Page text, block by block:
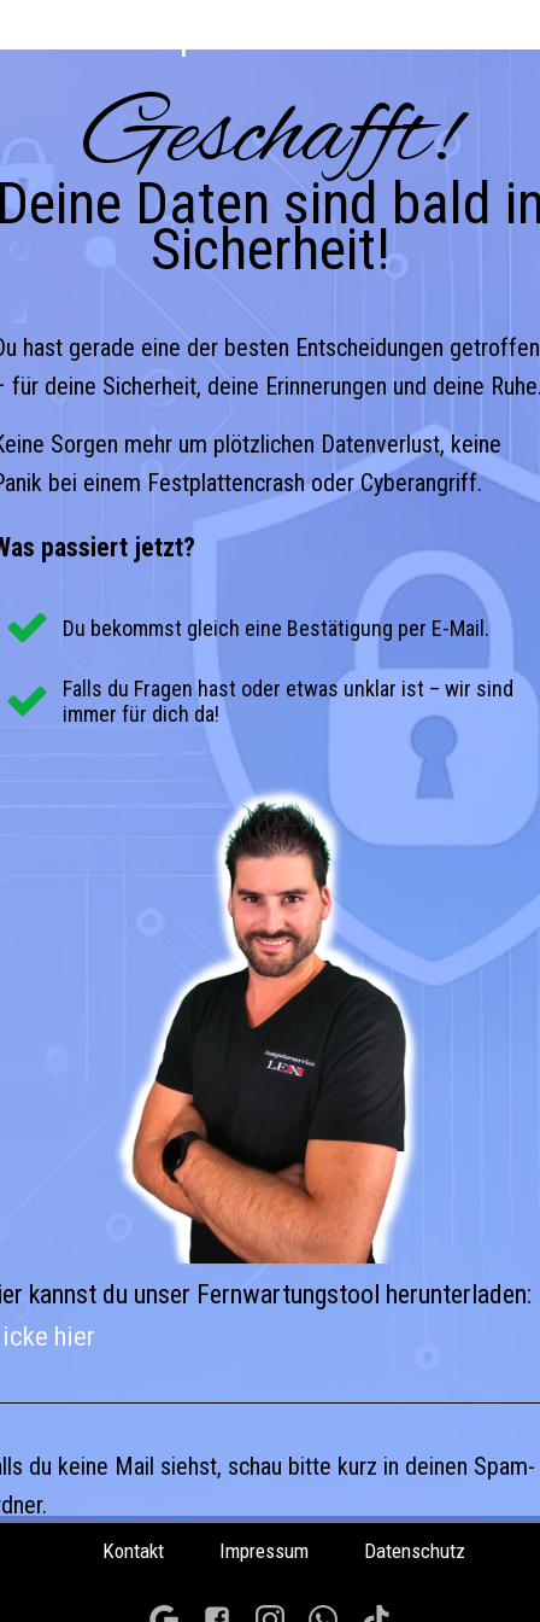
springen
Geschafft!
Daten sind bald
Sicherheit!
hast gerade eine der besten Entscheidungen getroffen
für deine Sicherheit, deine Erinnerungen und deine
Sorgen mehr um plötzlichen Datenverlust, keine
bei einem Festplattencrash oder Cyberangriff.
passiert jetzt?
Du bekommst gleich eine Bestätigung per E-Mail.
Falls du Fragen hast oder etwas unklar ist – wir sind
immer für dich da!
kannst du unser Fernwartungstool herunterladen:
hier
du keine Mail siehst, schau bitte kurz in deinen Spam-
Kontakt Impressum Datenschutz